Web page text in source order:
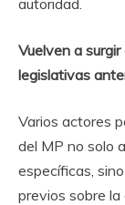
Vuelven a
legislativas
Varios actores
del MP no solo
específicas,
previos sobre la